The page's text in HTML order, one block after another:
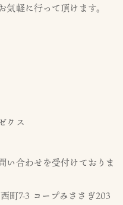
軽に行って頂けます。
クス
合わせを受付けておりま
町7-3 コープみささぎ203